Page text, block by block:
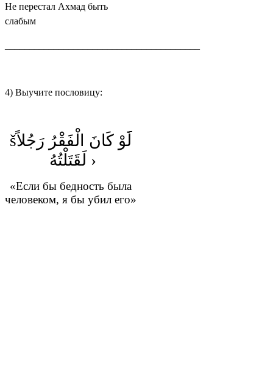
Не перестал Ахмад быть
слабым
4) Выучите пословицу:
šلَََََوْ كَانَ الْفَقْرُ رَجُلاً
لَقَتَلْتُهُ ›
«Если бы бедность была
человеком, я бы убил его»